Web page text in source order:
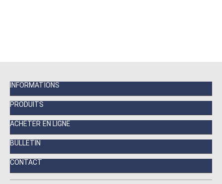
INFORMATIONS
PRODUITS
ACHETER EN LIGNE
BULLETIN
CONTACT